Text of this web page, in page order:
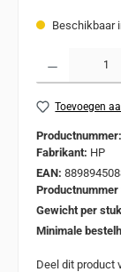
Beschikbaar
Toevoegen
Productnummer:
Fabrikant: HP
EAN:
Gewicht per
Minimale
Deel dit product